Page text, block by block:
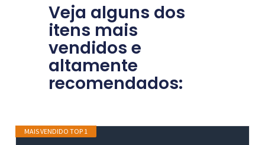
Veja alguns dos
itens mais
vendidos e
altamente
recomendados:
MAIS VENDIDO TOP 1